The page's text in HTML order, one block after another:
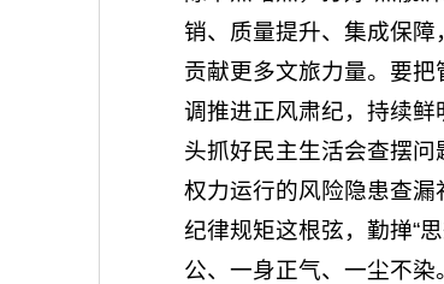
销、质量提升、集成保
贡献更多文旅力量。要
调推进正风肃纪，持续鲜
头抓好民主生活会查摆
权力运行的风险隐患查
纪律规矩这根弦，勤掸“
公、一身正气、一尘不染